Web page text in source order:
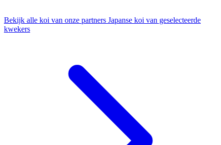
Bekijk alle koi van onze partners Japanse koi van geselecteerde
kwekers